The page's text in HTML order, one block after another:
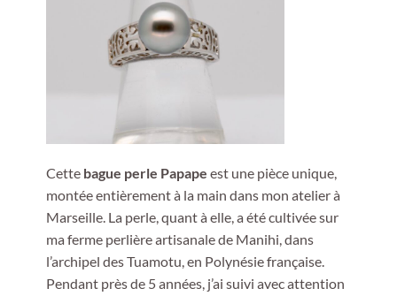
Cette bague perle Papape est une pièce unique,
montée entièrement à la main dans mon atelier à
Marseille. La perle, quant à elle, a été cultivée sur
ma ferme perlière artisanale de Manihi, dans
l’archipel des Tuamotu, en Polynésie française.
Pendant près de 5 années, j’ai suivi avec attention